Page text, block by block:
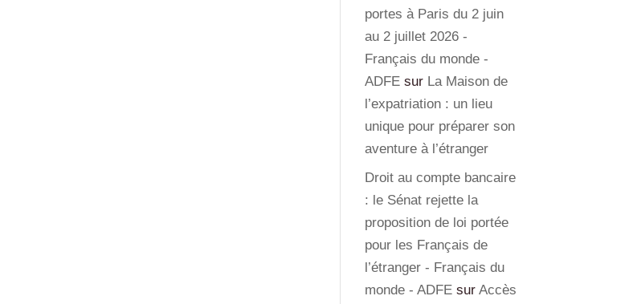
portes à Paris du 2 juin
au 2 juillet 2026 -
Français du monde -
ADFE sur La Maison de
l’expatriation : un lieu
unique pour préparer son
aventure à l’étranger
Droit au compte bancaire
: le Sénat rejette la
proposition de loi portée
pour les Français de
l’étranger - Français du
monde - ADFE surAccès